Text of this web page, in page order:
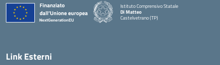
Istituto Comprensivo Statale
Di Matteo
Castelvetrano (TP)
Link Esterni